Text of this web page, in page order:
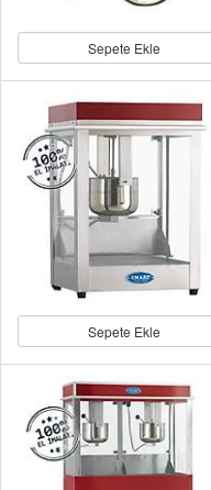
Sepete Ekle
Sepete Ekle